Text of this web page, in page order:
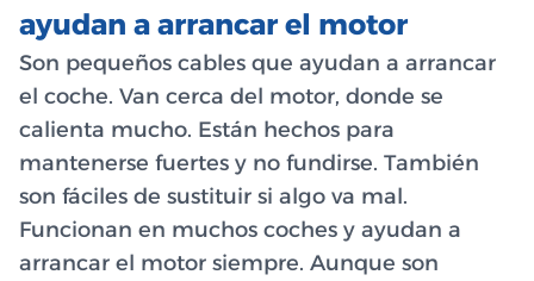
ayudan a arrancar el motor
Son pequeños cables que ayudan a arrancar
el coche. Van cerca del motor, donde se
calienta mucho. Están hechos para
mantenerse fuertes y no fundirse. También
son fáciles de sustituir si algo va mal.
Funcionan en muchos coches y ayudan a
arrancar el motor siempre. Aunque son